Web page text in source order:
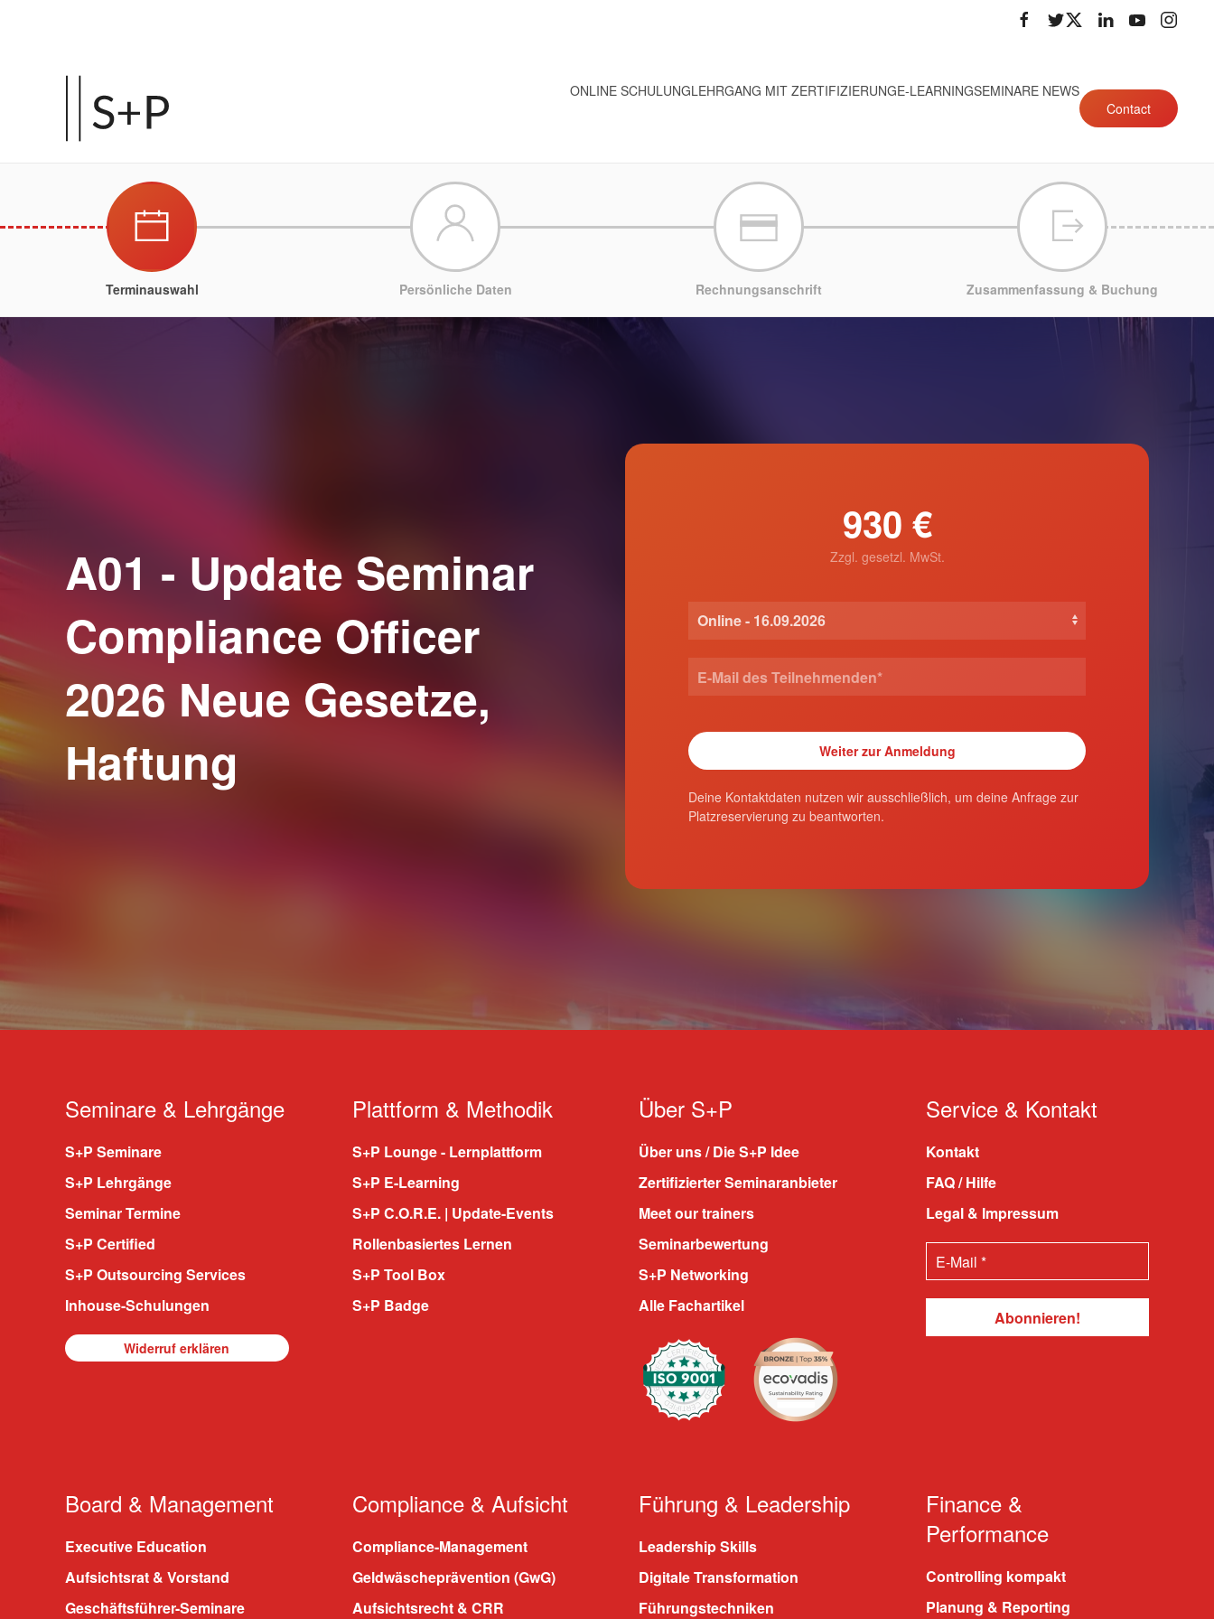
ONLINE SCHULUNGLEHRGANG MIT ZERTIFIZIERUNGE-LEARNINGSEMINARE NEWS
Contact
Terminauswahl Persönliche Daten Rechnungsanschrift Zusammenfassung & Buchung
A01 - Update Seminar
Compliance Officer
2026 Neue Gesetze,
Haftung
930 €
Zzgl. gesetzl. MwSt.
Deine Kontaktdaten nutzen wir ausschließlich, um deine Anfrage zur
Platzreservierung zu beantworten.
Seminare & Lehrgänge
S+P Seminare
S+P Lehrgänge
Seminar Termine
S+P Certified
S+P Outsourcing Services
Inhouse-Schulungen
Widerruf erklären
Plattform & Methodik
S+P Lounge - Lernplattform
S+P E-Learning
S+P C.O.R.E. | Update-Events
Rollenbasiertes Lernen
S+P Tool Box
S+P Badge
Über S+P
Über uns / Die S+P Idee
Zertifizierter Seminaranbieter
Meet our trainers
Seminarbewertung
S+P Networking
Alle Fachartikel
Service & Kontakt
Kontakt
FAQ / Hilfe
Legal & Impressum
Board & Management
Executive Education
Aufsichtsrat & Vorstand
Geschäftsführer-Seminare
Compliance & Aufsicht
Compliance-Management
Geldwäscheprävention (GwG)
Aufsichtsrecht & CRR
Führung & Leadership
Leadership Skills
Digitale Transformation
Führungstechniken
Finance &
Performance
Controlling kompakt
Planung & Reporting